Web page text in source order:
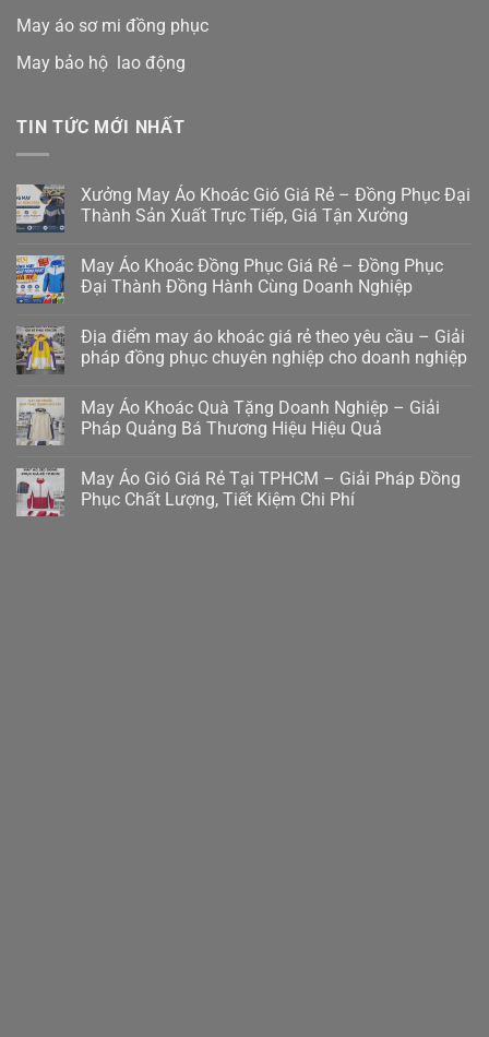
May áo sơ mi đồng phục
May bảo hộ lao động
TIN TỨC MỚI NHẤT
Xưởng May Áo Khoác Gió Giá Rẻ – Đồng Phục Đại
Thành Sản Xuất Trực Tiếp, Giá Tận Xưởng
May Áo Khoác Đồng Phục Giá Rẻ – Đồng Phục
Đại Thành Đồng Hành Cùng Doanh Nghiệp
Địa điểm may áo khoác giá rẻ theo yêu cầu – Giải
pháp đồng phục chuyên nghiệp cho doanh nghiệp
May Áo Khoác Quà Tặng Doanh Nghiệp – Giải
Pháp Quảng Bá Thương Hiệu Hiệu Quả
May Áo Gió Giá Rẻ Tại TPHCM – Giải Pháp Đồng
Phục Chất Lượng, Tiết Kiệm Chi Phí